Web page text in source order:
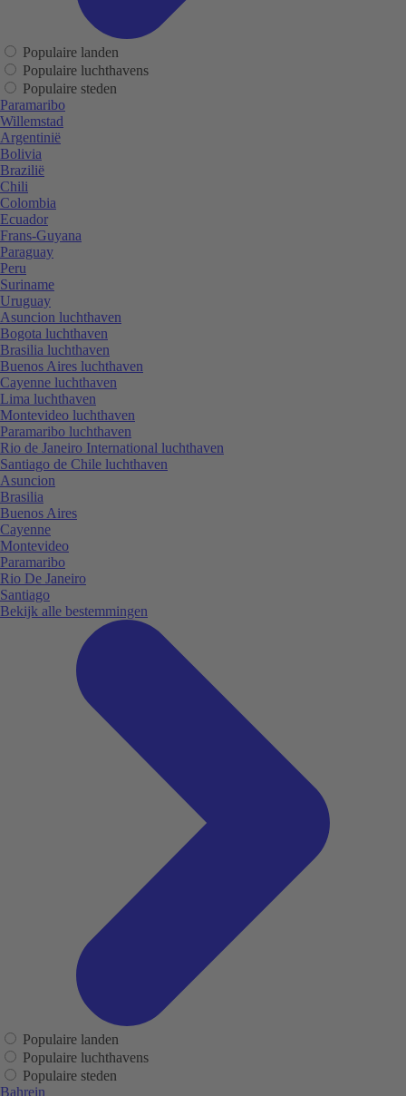
Populaire landen
Populaire luchthavens
Populaire steden
Paramaribo
Willemstad
Argentinië
Bolivia
Brazilië
Chili
Colombia
Ecuador
Frans-Guyana
Paraguay
Peru
Suriname
Uruguay
Asuncion luchthaven
Bogota luchthaven
Brasilia luchthaven
Buenos Aires luchthaven
Cayenne luchthaven
Lima luchthaven
Montevideo luchthaven
Paramaribo luchthaven
Rio de Janeiro International luchthaven
Santiago de Chile luchthaven
Asuncion
Brasilia
Buenos Aires
Cayenne
Montevideo
Paramaribo
Rio De Janeiro
Santiago
Bekijk alle bestemmingen
Populaire landen
Populaire luchthavens
Populaire steden
Bahrein